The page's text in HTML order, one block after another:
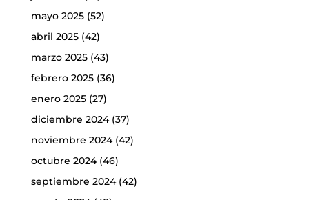
mayo 2025(52)
abril 2025(42)
marzo 2025(43)
febrero 2025(36)
enero 2025(27)
diciembre 2024(37)
noviembre 2024(42)
octubre 2024(46)
septiembre 2024(42)